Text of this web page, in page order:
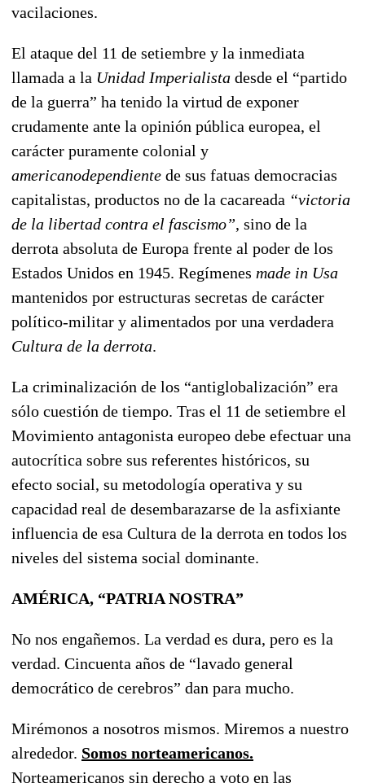
vacilaciones.
El ataque del 11 de setiembre y la inmediata
llamada a la Unidad Imperialista desde el “partido
de la guerra” ha tenido la virtud de exponer
crudamente ante la opinión pública europea, el
carácter puramente colonial y
americanodependiente de sus fatuas democracias
capitalistas, productos no de la cacareada “victoria
de la libertad contra el fascismo”, sino de la
derrota absoluta de Europa frente al poder de los
Estados Unidos en 1945. Regímenes made in Usa
mantenidos por estructuras secretas de carácter
político-militar y alimentados por una verdadera
Cultura de la derrota.
La criminalización de los “antiglobalización” era
sólo cuestión de tiempo. Tras el 11 de setiembre el
Movimiento antagonista europeo debe efectuar una
autocrítica sobre sus referentes históricos, su
efecto social, su metodología operativa y su
capacidad real de desembarazarse de la asfixiante
influencia de esa Cultura de la derrota en todos los
niveles del sistema social dominante.
AMÉRICA, “PATRIA NOSTRA”
No nos engañemos. La verdad es dura, pero es la
verdad. Cincuenta años de “lavado general
democrático de cerebros” dan para mucho.
Mirémonos a nosotros mismos. Miremos a nuestro
alrededor. Somos norteamericanos.
Norteamericanos sin derecho a voto en las